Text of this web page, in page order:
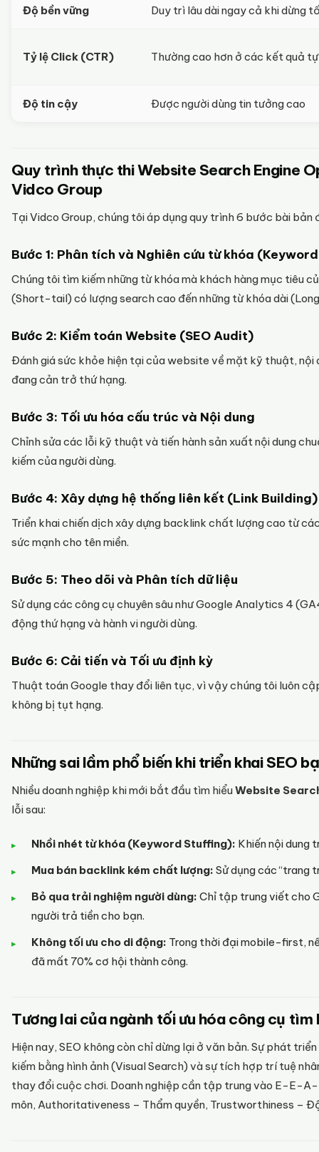
Độ bền vững Duy trì lâu dài ngay cả khi dừng
Tỷ lệ Click (CTR) Thường cao hơn ở các kết quả tự
Độ tin cậy Được người dùng tin tưởng cao
Quy trình thực thi Website Search Engine
Vidco Group
Tại Vidco Group, chúng tôi áp dụng quy trình 6 bước bài
Bước 1: Phân tích và Nghiên cứu từ khóa
Chúng tôi tìm kiếm những từ khóa mà khách hàng mục tiêu
(Short-tail) có lượng search cao đến những từ khóa dài
Bước 2: Kiểm toán Website (SEO Audit)
Đánh giá sức khỏe hiện tại của website về mặt kỹ thuật, nội
đang cản trở thứ hạng.
Bước 3: Tối ưu hóa cấu trúc và Nội dung
Chỉnh sửa các lỗi kỹ thuật và tiến hành sản xuất nội dung
kiếm của người dùng.
Bước 4: Xây dựng hệ thống liên kết (Link Building)
Triển khai chiến dịch xây dựng backlink chất lượng cao từ
sức mạnh cho tên miền.
Bước 5: Theo dõi và Phân tích dữ liệu
Sử dụng các công cụ chuyên sâu như Google Analytics 4
động thứ hạng và hành vi người dùng.
Bước 6: Cải tiến và Tối ưu định kỳ
Thuật toán Google thay đổi liên tục, vì vậy chúng tôi luôn
không bị tụt hạng.
Những sai lầm phổ biến khi triển khai SEO
Nhiều doanh nghiệp khi mới bắt đầu tìm hiểuWebsite
lỗi sau:
Nhồi nhét từ khóa (Keyword Stuffing): Khiến nội dung
Mua bán backlink kém chất lượng: Sử dụng các “trang
Bỏ qua trải nghiệm người dùng: Chỉ tập trung viết cho
người trả tiền cho bạn.
Không tối ưu cho di động: Trong thời đại mobile-first,
đã mất 70% cơ hội thành công.
Tương lai của ngành tối ưu hóa công cụ tìm
Hiện nay, SEO không còn chỉ dừng lại ở văn bản. Sự phát
kiếm bằng hình ảnh (Visual Search) và sự tích hợp trí tuệ
thay đổi cuộc chơi. Doanh nghiệp cần tập trung vào E-E-
môn, Authoritativeness – Thẩm quyền, Trustworthiness –